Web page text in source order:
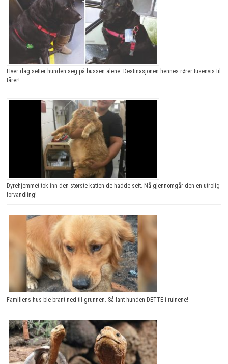
Hver dag setter hunden seg på bussen alene. Destinasjonen hennes rører tusenvis til
tårer!
Dyrehjemmet tok inn den største katten de hadde sett. Nå gjennomgår den en utrolig
forvandling!
Familiens hus ble brant ned til grunnen. Så fant hunden DETTE i ruinene!